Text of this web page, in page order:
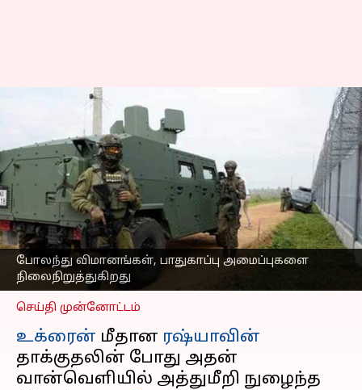
போலந்து விமானங்கள், பாதுகாப்பு அமைப்புகளை
நிலைநிறுத்துகிறது
ரஷ்ய ட்ரோன்கள்
வான்வெளிக்குள்
நுழைந்ததை அடுத்து
உஷார் நிலையில்
போலந்து; விமான
நிலையங்கள் மூடல்
எழுதியவர் Venkatalakshmi V Sep 10, 2025 11:58 am
செய்தி முன்னோட்டம்
உக்ரைன் மீதான ரஷ்யாவின்
தாக்குதலின் போது அதன்
வான்வெளியில் அத்துமீறி நுழைந்த